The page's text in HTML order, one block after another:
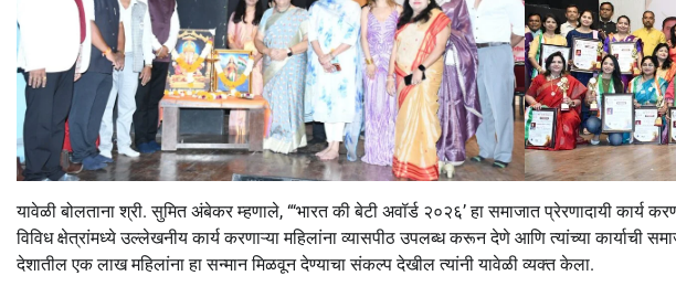
यावेळी बोलताना श्री. सुमित अंबेकर म्हणाले, “‘भारत की बेटी अवॉर्ड २०२६’ हा समाजात प्रेरणादायी कार्य
विविध क्षेत्रांमध्ये उल्लेखनीय कार्य करणाऱ्या महिलांना व्यासपीठ उपलब्ध करून देणे आणि त्यांच्या कार्याची
देशातील एक लाख महिलांना हा सन्मान मिळवून देण्याचा संकल्प देखील त्यांनी यावेळी व्यक्त केला.